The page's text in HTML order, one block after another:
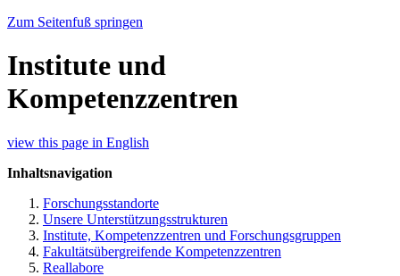
Zum Seitenfuß springen
Institute und
Kompetenzzentren
view this page in English
Inhaltsnavigation
Forschungsstandorte
Unsere Unterstützungsstrukturen
Institute, Kompetenzzentren und Forschungsgruppen
Fakultätsübergreifende Kompetenzzentren
Reallabore